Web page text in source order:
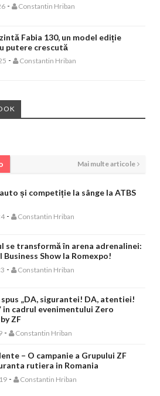
- Constantin Hriban
Fabia 130, un model ediție
putere crescută
- Constantin Hriban
Mai multe articole
și competiție la sânge la ATBS
- Constantin Hriban
se transformă în arena adrenalinei:
Show la Romexpo!
- Constantin Hriban
spus „DA, sigurantei! DA, atentiei!
in cadrul evenimentului Zero
ZF
- Constantin Hriban
– O campanie a Grupului ZF
rutiera in Romania
- Constantin Hriban